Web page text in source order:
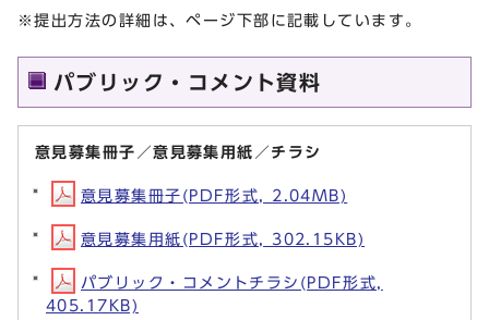
※提出方法の詳細は、ページ下部に記載しています。
パブリック・コメント資料
意見募集冊子／意見募集用紙／チラシ
意見募集冊子(PDF形式, 2.04MB)
意見募集用紙(PDF形式, 302.15KB)
パブリック・コメントチラシ(PDF形式,
405.17KB)